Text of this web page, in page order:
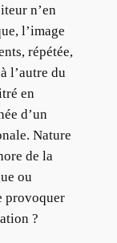
n’en
l’image
répétée,
l’autre du
en
d’un
Nature
de la
ou
provoquer
?